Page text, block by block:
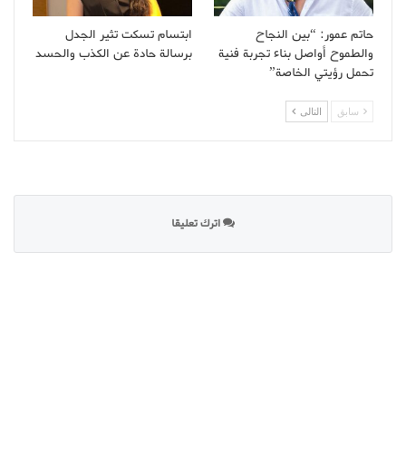
حاتم عمور: “بين النجاح
والطموح أواصل بناء تجربة فنية
تحمل رؤيتي الخاصة”
ابتسام تسكت تثير الجدل
برسالة حادة عن الكذب والحسد
سابق التالى
اترك تعليقا